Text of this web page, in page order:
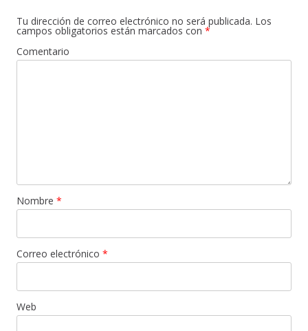
Tu dirección de correo electrónico no será publicada. Los
campos obligatorios están marcados con *
Comentario
Nombre *
Correo electrónico *
Web